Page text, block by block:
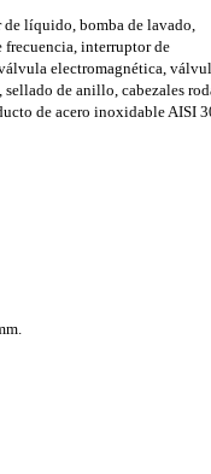
de líquido, bomba de lavado,
interruptor de
electromagnética,
de anillo, cabezales
de acero inoxidable AISI